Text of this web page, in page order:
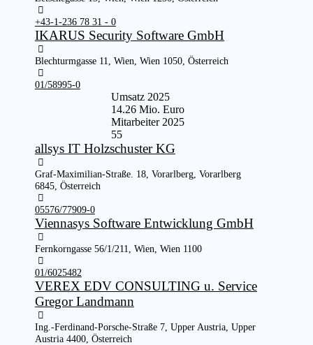
+43-1-236 78 31 - 0
IKARUS Security Software GmbH
Blechturmgasse 11, Wien, Wien 1050, Österreich
01/58995-0
Umsatz 2025
14.26 Mio. Euro
Mitarbeiter 2025
55
allsys IT Holzschuster KG
Graf-Maximilian-Straße. 18, Vorarlberg, Vorarlberg
6845, Österreich
05576/77909-0
Viennasys Software Entwicklung GmbH
Fernkorngasse 56/1/211, Wien, Wien 1100
01/6025482
VEREX EDV CONSULTING u. Service
Gregor Landmann
Ing.-Ferdinand-Porsche-Straße 7, Upper Austria, Upper
Austria 4400, Österreich